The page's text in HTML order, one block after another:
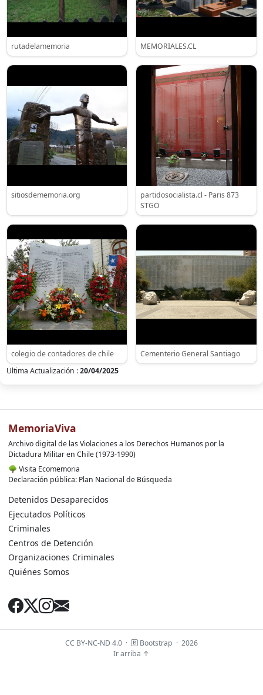
rutadelamemoria MEMORIALES.CL
sitiosdememoria.org
partidosocialista.cl - Paris 873
STGO
colegio de contadores de chile
Cementerio General Santiago
Ultima Actualización :20/04/2025
MemoriaViva
Archivo digital de las Violaciones a los Derechos Humanos por la
Dictadura Militar en Chile (1973-1990)
🌳 Visita Ecomemoria
Declaración pública: Plan Nacional de Búsqueda
Detenidos Desaparecidos
Ejecutados Políticos
Criminales
Centros de Detención
Organizaciones Criminales
Quiénes Somos
CC BY-NC-ND 4.0 · Bootstrap · 2026
Ir arriba ↑